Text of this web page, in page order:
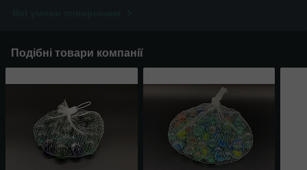
Подібні товари компанії